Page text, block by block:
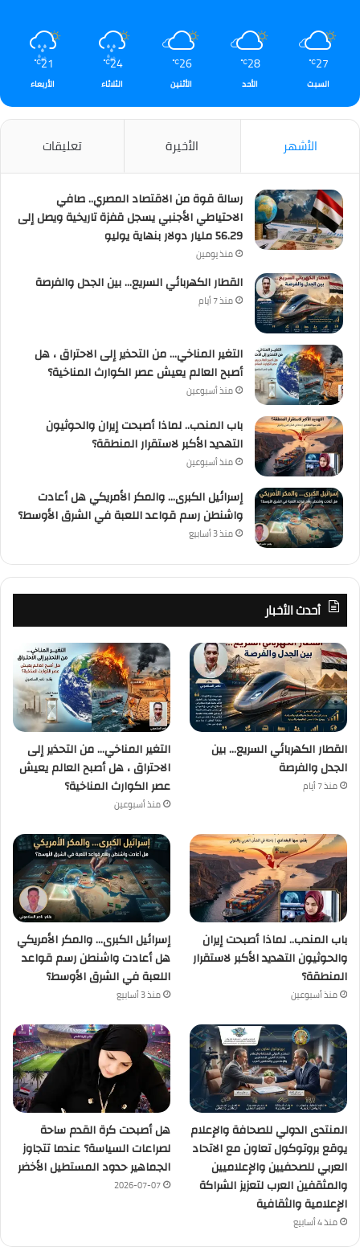
27
℃
السبت
28
℃
الأحد
26
℃
الأثنين
24
℃
الثلاثاء
21
℃
الأربعاء
الأشهر الأخيرة تعليقات
رسالة قوة من الاقتصاد المصري.. صافي
الاحتياطي الأجنبي يسجل قفزة تاريخية ويصل إلى
56.29 مليار دولار بنهاية يوليو
منذ يومين
القطار الكهربائي السريع… بين الجدل والفرصة
منذ 7 أيام
التغير المناخي… من التحذير إلى الاحتراق ، هل
أصبح العالم يعيش عصر الكوارث المناخية؟
منذ أسبوعين
باب المندب.. لماذا أصبحت إيران والحوثيون
التهديد الأكبر لاستقرار المنطقة؟
منذ أسبوعين
إسرائيل الكبرى… والمكر الأمريكي هل أعادت
واشنطن رسم قواعد اللعبة في الشرق الأوسط؟
منذ 3 أسابيع
أحدث الأخبار
القطار الكهربائي السريع… بين
الجدل والفرصة
منذ 7 أيام
التغير المناخي… من التحذير إلى
الاحتراق ، هل أصبح العالم يعيش
عصر الكوارث المناخية؟
منذ أسبوعين
باب المندب.. لماذا أصبحت إيران
والحوثيون التهديد الأكبر لاستقرار
المنطقة؟
منذ أسبوعين
إسرائيل الكبرى… والمكر الأمريكي
هل أعادت واشنطن رسم قواعد
اللعبة في الشرق الأوسط؟
منذ 3 أسابيع
المنتدى الدولي للصحافة والإعلام
يوقع بروتوكول تعاون مع الاتحاد
العربي للصحفيين والإعلاميين
والمثقفين العرب لتعزيز الشراكة
الإعلامية والثقافية
منذ 4 أسابيع
هل أصبحت كرة القدم ساحة
لصراعات السياسة؟ عندما تتجاوز
الجماهير حدود المستطيل الأخضر
2026-07-07